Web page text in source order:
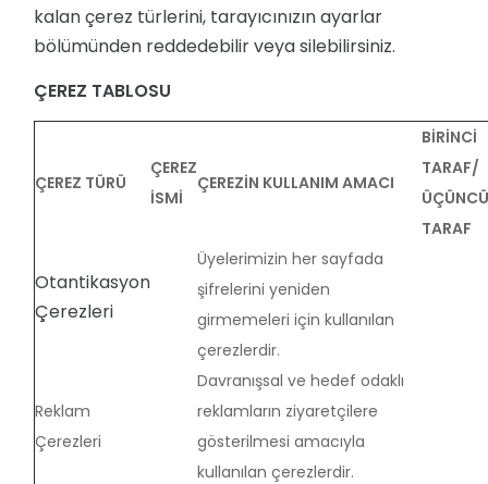
kalan çerez türlerini, tarayıcınızın ayarlar
bölümünden reddedebilir veya silebilirsiniz.
ÇEREZ TABLOSU
ÇEREZ TÜRÜ
ÇEREZ
İSMİ
ÇEREZİN KULLANIM AMACI
BİRİNCİ
TARAF/
ÜÇÜNCÜ
TARAF
Otantikasyon
Çerezleri
Üyelerimizin her sayfada
şifrelerini yeniden
girmemeleri için kullanılan
çerezlerdir.
Reklam
Çerezleri
Davranışsal ve hedef odaklı
reklamların ziyaretçilere
gösterilmesi amacıyla
kullanılan çerezlerdir.